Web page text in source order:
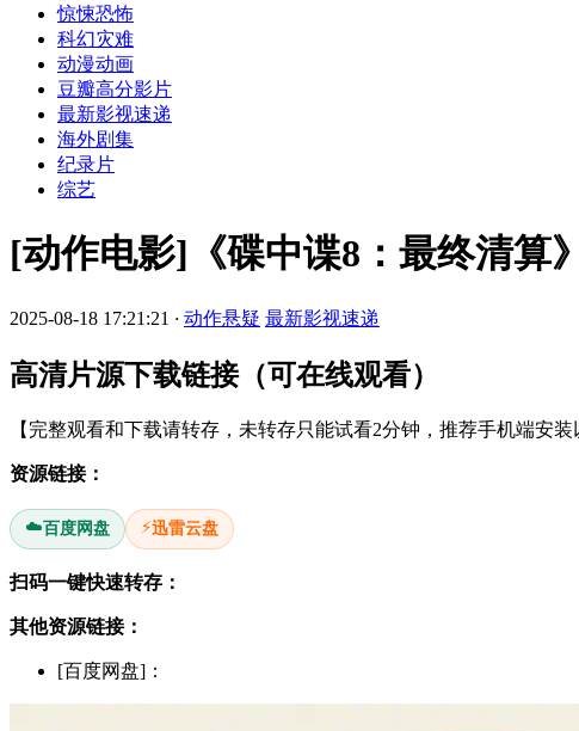
惊悚恐怖
科幻灾难
动漫动画
豆瓣高分影片
最新影视速递
海外剧集
纪录片
综艺
[动作电影]《碟中谍8：最终清算
2025-08-18 17:21:21 · 动作悬疑 最新影视速递
高清片源下载链接（可在线观看）
【完整观看和下载请转存，未转存只能试看2分钟，推荐手机端安
资源链接：
☁️百度网盘 ⚡迅雷云盘
扫码一键快速转存：
其他资源链接：
[百度网盘]：